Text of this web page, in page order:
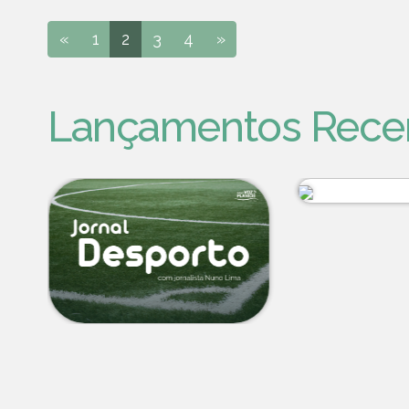
« 1 2 3 4 »
Lançamentos